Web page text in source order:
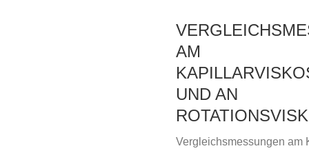
AM
UND AN
Vergleichsmessungen am